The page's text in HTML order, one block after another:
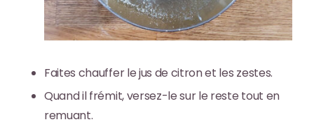
Faites chauffer le jus de citron et les zestes.
Quand il frémit, versez-le sur le reste tout en
remuant.